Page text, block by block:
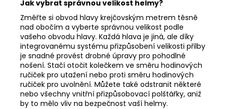
Jak vybrat správnou velikost helmy?
Změřte si obvod hlavy krejčovským metrem těsně
nad obočím a vyberte správnou velikost podle
vašeho obvodu hlavy. Každá hlava je jiná, ale díky
integrovanému systému přizpůsobení velikosti přilby
je snadné provést drobné úpravy pro pohodlné
nošení. Stačí otočit kolečkem ve směru hodinových
ručiček pro utažení nebo proti směru hodinových
ručiček pro uvolnění. Můžete také odstranit některé
nebo všechny vnitřní přizpůsobovací polštářky, aniž
by to mělo vliv na bezpečnost vaší helmy.